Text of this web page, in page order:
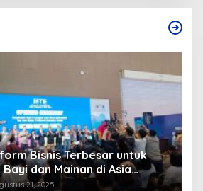
Bisnis Terbesar untuk
dan Mainan di Asia
21, 2025